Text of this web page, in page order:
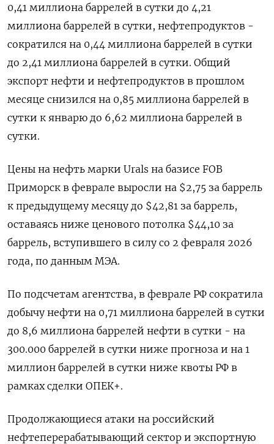
0,41 миллиона баррелей в ‌сутки до 4,21
миллиона баррелей в сутки, нефтепродуктов -
сократился на ​0,44 миллиона баррелей в сутки
до 2,41 миллиона баррелей в ‌сутки. Общий
экспорт нефти и нефтепродуктов в прошлом
месяце снизился на 0,85 миллиона баррелей в
сутки к январю до ​6,62 миллиона баррелей ​в
сутки.
Цены ‌на нефть марки Urals на базисе FOB
Приморск в ​феврале выросли на $2,75 за баррель
к предыдущему месяцу до $42,81 за баррель,
оставаясь ниже ценового потолка $44,10 за
баррель, вступившего в силу со 2 февраля 2026
года, по данным МЭА.
По подсчетам агентства, в феврале РФ сократила
добычу нефти на 0,71 миллиона баррелей в сутки
до 8,6 ​миллиона баррелей нефти в ⁠сутки - на
300.000 баррелей в сутки ниже прогноза и на 1
миллион баррелей в ‌сутки ниже квоты РФ в
рамках сделки ОПЕК+.
Продолжающиеся ‌атаки на российский
нефтеперерабатывающий сектор и экспортную